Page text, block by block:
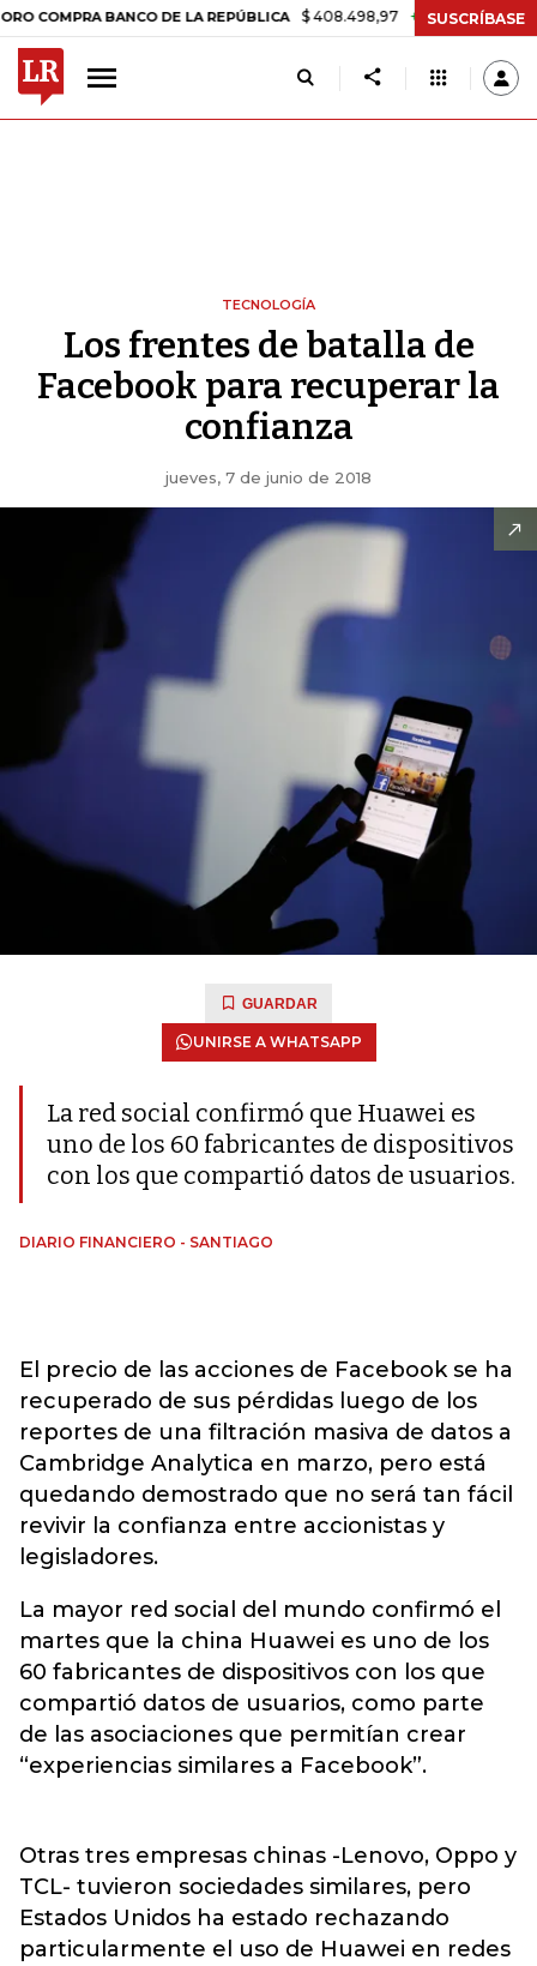
BANCO DE LA REPÚBLICA $ 408.498,97 +$ 8.753,81 +2,19%
SUSCRÍBASE
TECNOLOGÍA
Los frentes de batalla de
Facebook para recuperar la
confianza
jueves, 7 de junio de 2018
GUARDAR
UNIRSE A WHATSAPP
La red social confirmó que Huawei es
uno de los 60 fabricantes de dispositivos
con los que compartió datos de usuarios.
DIARIO FINANCIERO - SANTIAGO
El precio de las acciones de Facebook se ha
recuperado de sus pérdidas luego de los
reportes de una filtración masiva de datos a
Cambridge Analytica en marzo, pero está
quedando demostrado que no será tan fácil
revivir la confianza entre accionistas y
legisladores.
La mayor red social del mundo confirmó el
martes que la china Huawei es uno de los
60 fabricantes de dispositivos con los que
compartió datos de usuarios, como parte
de las asociaciones que permitían crear
“experiencias similares a Facebook”.
Otras tres empresas chinas -Lenovo, Oppo y
TCL- tuvieron sociedades similares, pero
Estados Unidos ha estado rechazando
particularmente el uso de Huawei en redes